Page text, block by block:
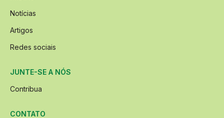
Notícias
Artigos
Redes sociais
JUNTE-SE A NÓS
Contribua
CONTATO